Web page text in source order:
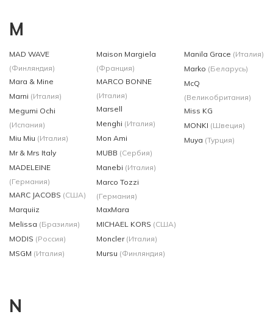
M
MAD WAVE
(Финляндия)
Mara & Mine
Marni (Италия)
Megumi Ochi
(Испания)
Miu Miu (Италия)
Mr & Mrs Italy
MADELEINE
(Германия)
MARC JACOBS (США)
Marquiiz
Melissa (Бразилия)
MODIS (Россия)
MSGM (Италия)
Maison Margiela
(Франция)
MARCO BONNE
(Италия)
Marsell
Menghi (Италия)
Mon Ami
MUBB (Сербия)
Manebi (Италия)
Marco Tozzi
(Германия)
MaxMara
MICHAEL KORS (США)
Moncler (Италия)
Mursu (Финляндия)
Manila Grace (Италия)
Marko (Беларусь)
McQ
(Великобритания)
Miss KG
MONKI (Швеция)
Muya (Турция)
N